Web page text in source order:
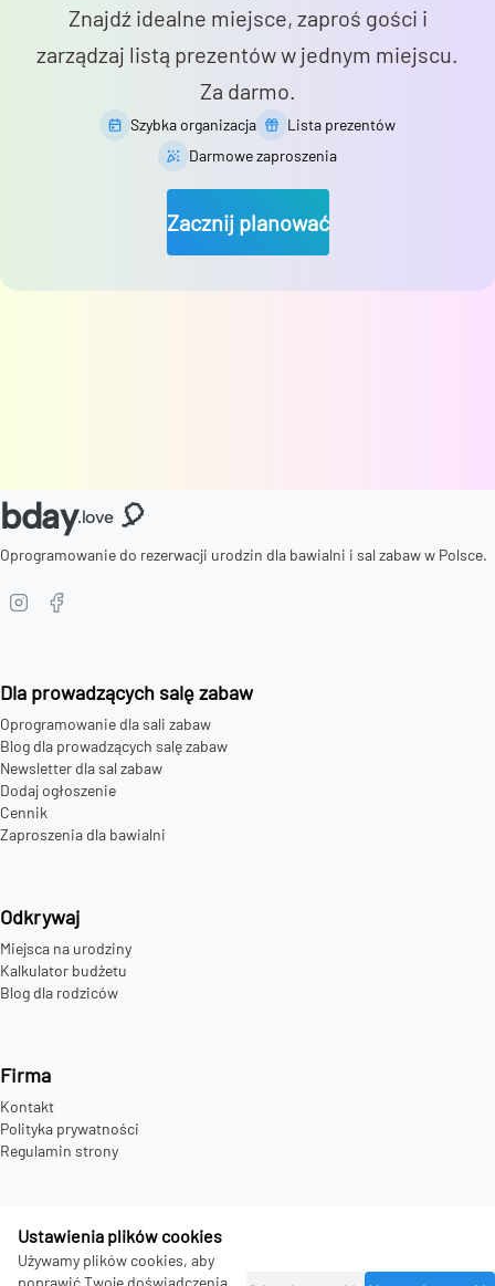
Ustawienia plików cookies
Używamy plików cookies, aby
poprawić Twoje doświadczenia.
Znajdź idealne miejsce, zaproś gości i
zarządzaj listą prezentów w jednym miejscu.
Za darmo.
Szybka organizacja
Lista prezentów
Darmowe zaproszenia
Zacznij planować
bday.love 🎈
Oprogramowanie do rezerwacji urodzin dla bawialni i sal zabaw w Polsce.
Dla prowadzących salę zabaw
Oprogramowanie dla sali zabaw
Blog dla prowadzących salę zabaw
Newsletter dla sal zabaw
Dodaj ogłoszenie
Cennik
Zaproszenia dla bawialni
Odkrywaj
Miejsca na urodziny
Kalkulator budżetu
Blog dla rodziców
Firma
Kontakt
Polityka prywatności
Regulamin strony
2026bday.love - all rights reserved.